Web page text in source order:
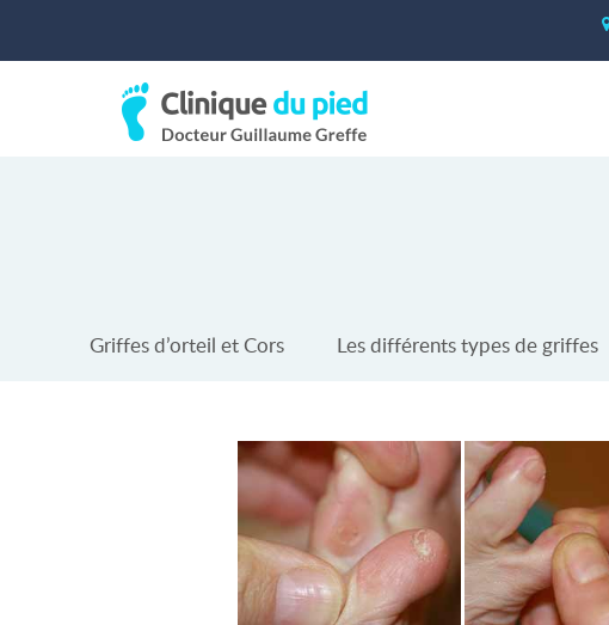
Griffes d’orteil et Cors Les différents types de griffes